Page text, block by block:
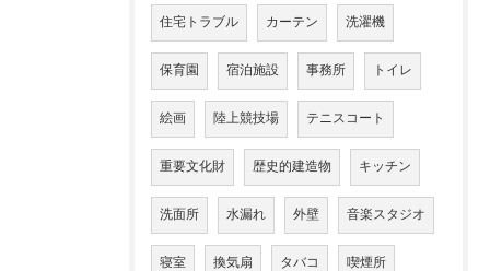
住宅トラブル カーテン 洗濯機
保育園 宿泊施設 事務所 トイレ
絵画 陸上競技場 テニスコート
重要文化財 歴史的建造物 キッチン
洗面所 水漏れ 外壁 音楽スタジオ
寝室 換気扇 タバコ 喫煙所